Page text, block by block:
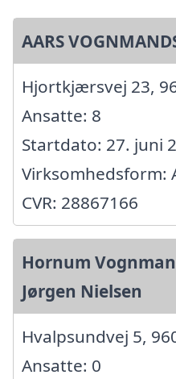
AARS
Hjortkjærsvej 23,
Ansatte: 8
Startdato: 27. juni
Virksomhedsform:
CVR: 28867166
Hornum
Jørgen Nielsen
Hvalpsundvej 5,
Ansatte: 0